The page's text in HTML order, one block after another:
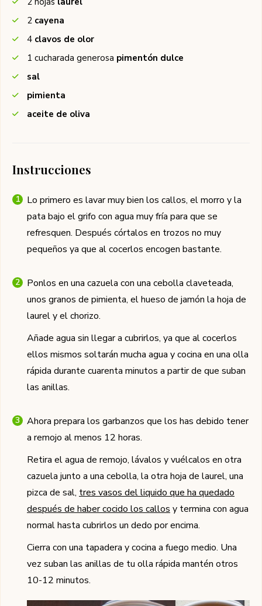
2 cayena
4 clavos de olor
1 cucharada generosa pimentón dulce
sal
pimienta
aceite de oliva
Instrucciones
Lo primero es lavar muy bien los callos, el morro y la
pata bajo el grifo con agua muy fría para que se
refresquen. Después córtalos en trozos no muy
pequeños ya que al cocerlos encogen bastante.
Ponlos en una cazuela con una cebolla claveteada,
unos granos de pimienta, el hueso de jamón la hoja de
laurel y el chorizo.
Añade agua sin llegar a cubrirlos, ya que al cocerlos
ellos mismos soltarán mucha agua y cocina en una olla
rápida durante cuarenta minutos a partir de que suban
las anillas.
Ahora prepara los garbanzos que los has debido tener
a remojo al menos 12 horas.
Retira el agua de remojo, lávalos y vuélcalos en otra
cazuela junto a una cebolla, la otra hoja de laurel, una
pizca de sal, tres vasos del liquido que ha quedado
después de haber cocido los callos y termina con agua
normal hasta cubrirlos un dedo por encima.
Cierra con una tapadera y cocina a fuego medio. Una
vez suban las anillas de tu olla rápida mantén otros
10-12 minutos.